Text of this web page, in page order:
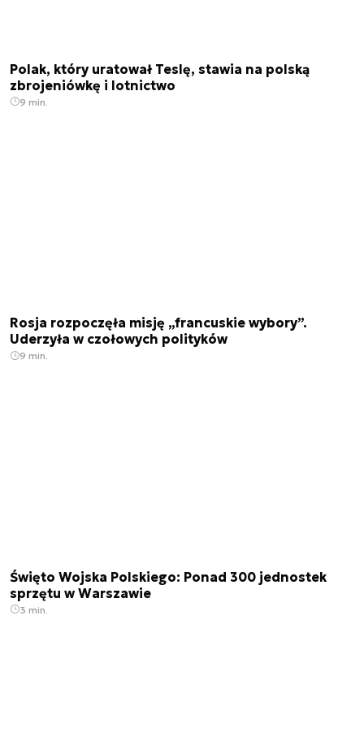
Polak, który uratował Teslę, stawia na polską
zbrojeniówkę i lotnictwo
9 min.
Rosja rozpoczęła misję „francuskie wybory”.
Uderzyła w czołowych polityków
9 min.
Święto Wojska Polskiego: Ponad 300 jednostek
sprzętu w Warszawie
3 min.